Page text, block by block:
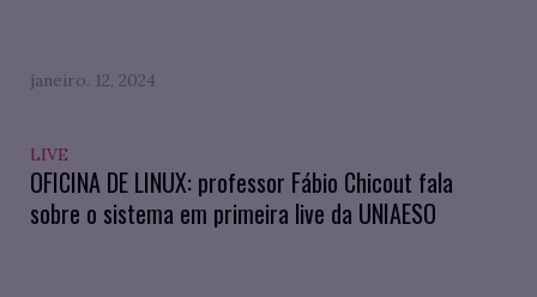
janeiro. 12, 2024
LIVE
OFICINA DE LINUX: professor Fábio Chicout fala
sobre o sistema em primeira live da UNIAESO